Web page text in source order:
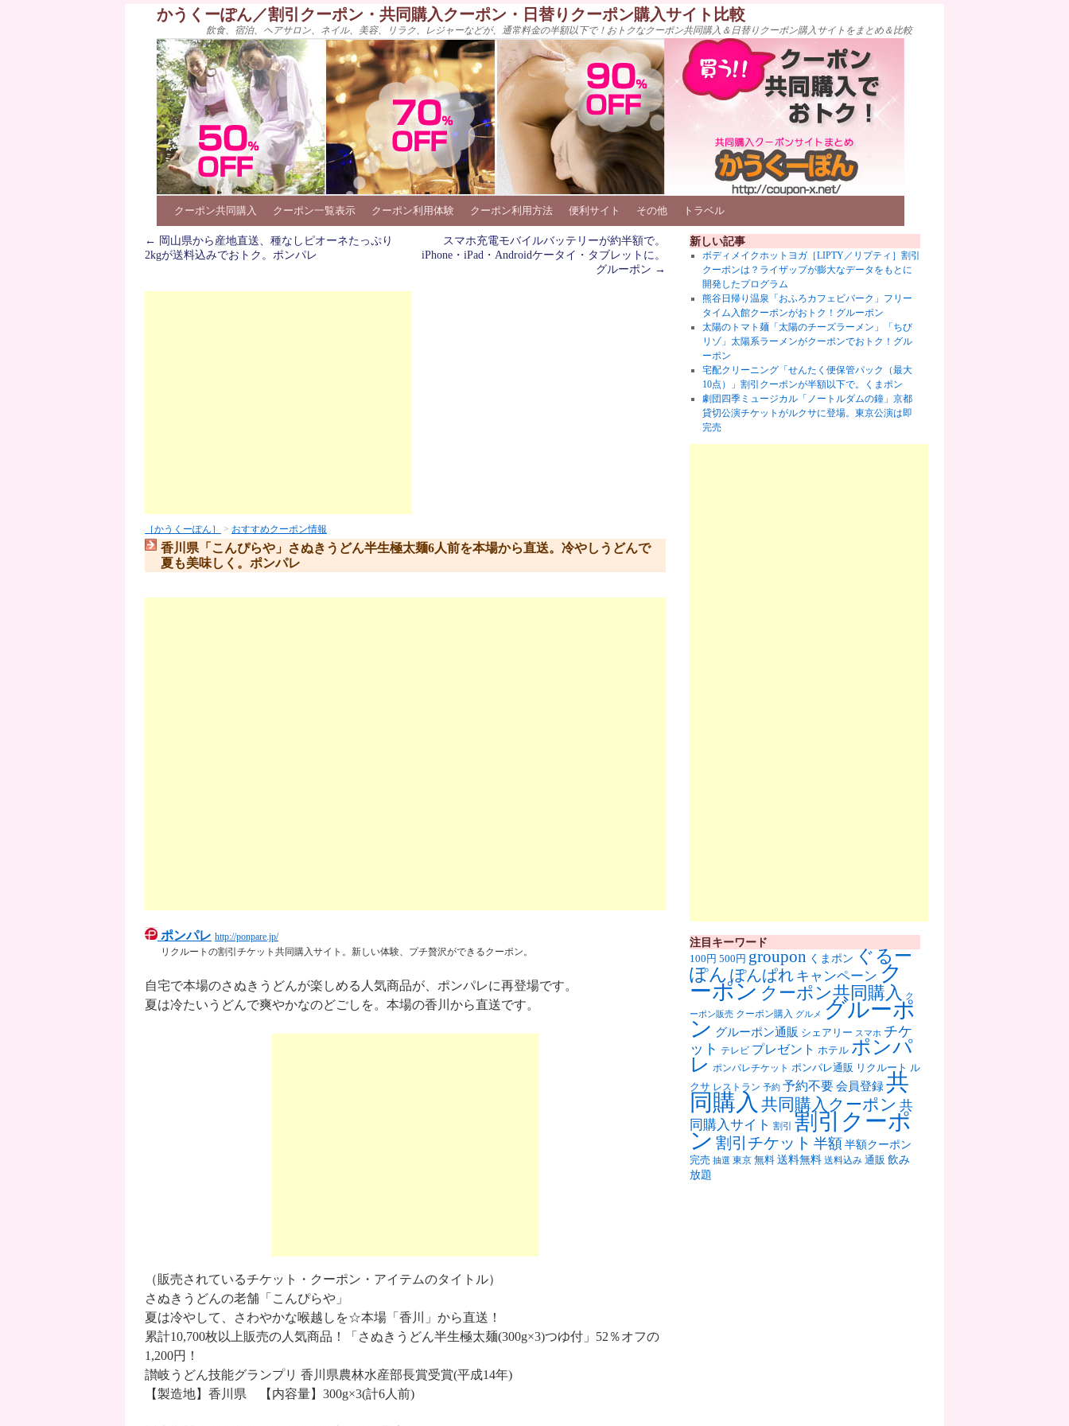
かうくーぽん／割引クーポン・共同購入クーポン・日替りクーポン購入サイト比較
飲食、宿泊、ヘアサロン、ネイル、美容、リラク、レジャーなどが、通常料金の半額以下で！おトクなクーポン共同購入＆日替りクーポン購入サイトをまとめ＆比較
クーポン共同購入 クーポン一覧表示 クーポン利用体験 クーポン利用方法 便利サイト その他 トラベル
← 岡山県から産地直送、種なしピオーネたっぷり
2kgが送料込みでおトク。ポンパレ
スマホ充電モバイルバッテリーが約半額で。
iPhone・iPad・Androidケータイ・タブレットに。
グルーポン →
［かうくーぽん］ > おすすめクーポン情報
香川県「こんぴらや」さぬきうどん半生極太麺6人前を本場から直送。冷やしうどんで
夏も美味しく。ポンパレ
ポンパレ http://ponpare.jp/
リクルートの割引チケット共同購入サイト。新しい体験、プチ贅沢ができるクーポン。
自宅で本場のさぬきうどんが楽しめる人気商品が、ポンパレに再登場です。
夏は冷たいうどんで爽やかなのどごしを。本場の香川から直送です。
（販売されているチケット・クーポン・アイテムのタイトル）
さぬきうどんの老舗「こんぴらや」
夏は冷やして、さわやかな喉越しを☆本場「香川」から直送！
累計10,700枚以上販売の人気商品！「さぬきうどん半生極太麺(300g×3)つゆ付」52％オフの
1,200円！
讃岐うどん技能グランプリ 香川県農林水産部長賞受賞(平成14年)
【製造地】香川県 【内容量】300g×3(計6人前)
新しい記事
ボディメイクホットヨガ［LIPTY／リプティ］割引
クーポンは？ライザップが膨大なデータをもとに
開発したプログラム
熊谷日帰り温泉「おふろカフェビバーク」フリー
タイム入館クーポンがおトク！グルーポン
太陽のトマト麺「太陽のチーズラーメン」「ちび
リゾ」太陽系ラーメンがクーポンでおトク！グル
ーポン
宅配クリーニング「せんたく便保管パック（最大
10点）」割引クーポンが半額以下で。くまポン
劇団四季ミュージカル「ノートルダムの鐘」京都
貸切公演チケットがルクサに登場。東京公演は即
完売
注目キーワード
100円 500円 groupon くまポン ぐるー
ぽん ぽんぱれ キャンペーン ク
ーポン クーポン共同購入 ク
ーポン販売 クーポン購入 グルメ グルーポ
ン グルーポン通販 シェアリー スマホ チケ
ット テレビ プレゼント ホテル ポンパ
レ ポンパレチケット ポンパレ通販 リクルート ル
クサ レストラン 予約 予約不要会員登録共
同購入 共同購入クーポン 共
同購入サイト 割引 割引クーポ
ン 割引チケット 半額 半額クーポン
完売 抽選 東京 無料 送料無料 送料込み 通販 飲み
放題